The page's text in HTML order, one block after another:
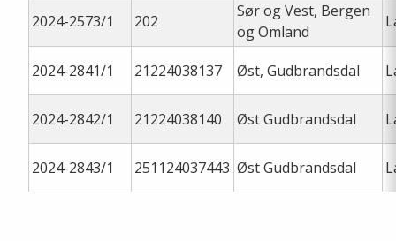
2024-2573/1 202
Sør og Vest, Bergen
og Omland
2024-2841/1 21224038137 Øst, Gudbrandsdal
2024-2842/1 21224038140 Øst Gudbrandsdal
2024-2843/1 251124037443 Øst Gudbrandsdal